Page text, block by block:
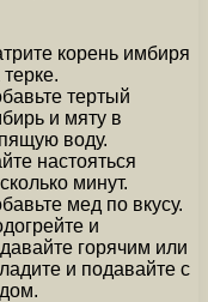
корень имбиря
терке.
тертый
и мяту в
воду.
настояться
минут.
мед по вкусу.
и
горячим или
и подавайте с